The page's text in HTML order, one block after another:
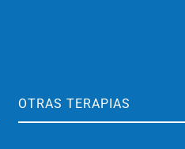
OTRAS TERAPIAS